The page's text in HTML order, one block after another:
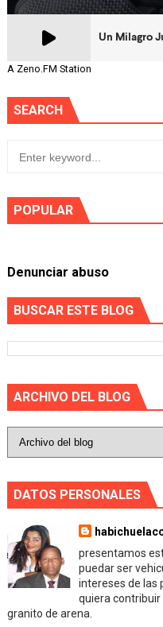
A Zeno.FM Station
SEARCH
POPULAR
Denunciar abuso
BUSCAR ESTE BLOG
ARCHIVO DEL BLOG
DATOS PERSONALES
presentamos
puedar ser
intereses de las
quiera
granito de arena.